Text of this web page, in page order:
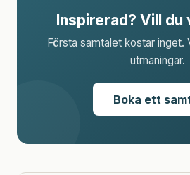
Inspirerad? Vill du
Första samtalet kostar inget.
utmaningar.
Boka ett